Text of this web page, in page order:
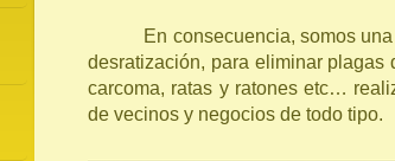
En consecuencia, somos
desratización, para eliminar plagas
carcoma, ratas y ratones etc…
de vecinos y negocios de todo tipo.